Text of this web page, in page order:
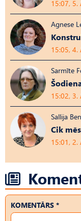
15:07, 5.
Agnese
15:05, 4.
Sarmīte
15:02, 3.
Sallija
Cik
15:01, 2.
KOMENTĀRS *